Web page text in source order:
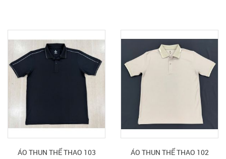
ÁO THUN THỂ THAO 103 ÁO THUN THỂ THAO 102